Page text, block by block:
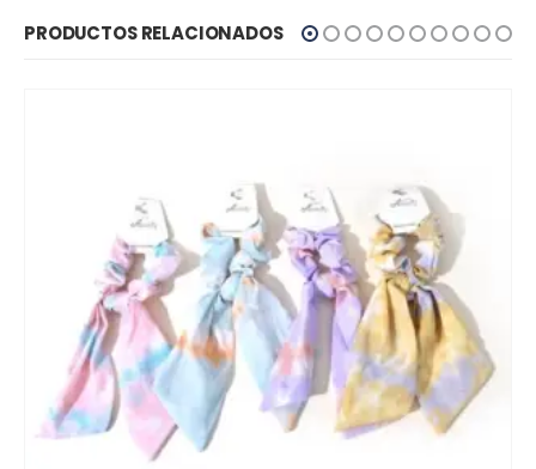
PRODUCTOS RELACIONADOS